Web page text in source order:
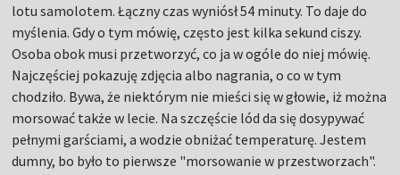
lotu samolotem. Łączny czas wyniósł 54 minuty. To daje do
myślenia. Gdy o tym mówię, często jest kilka sekund ciszy.
Osoba obok musi przetworzyć, co ja w ogóle do niej mówię.
Najczęściej pokazuję zdjęcia albo nagrania, o co w tym
chodziło. Bywa, że niektórym nie mieści się w głowie, iż można
morsować także w lecie. Na szczęście lód da się dosypywać
pełnymi garściami, a wodzie obniżać temperaturę. Jestem
dumny, bo było to pierwsze "morsowanie w przestworzach".